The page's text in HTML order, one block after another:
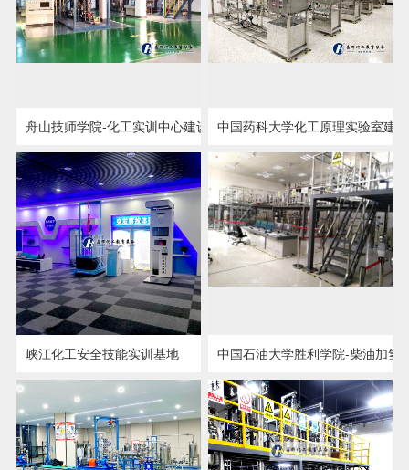
点击详情
舟山技师学院-化工实训中心建设 点击详情
中国药科大学化工原理实验室建设
点击详情
峡江化工安全技能实训基地 点击详情
中国石油大学胜利学院-柴油加氢